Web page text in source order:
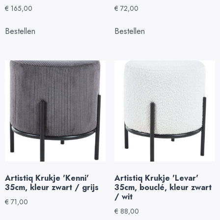
€ 165,00
Bestellen
€ 72,00
Bestellen
Artistiq Krukje 'Kenni'
35cm, kleur zwart / grijs
€ 71,00
Artistiq Krukje 'Levar'
35cm, bouclé, kleur zwart
/ wit
€ 88,00